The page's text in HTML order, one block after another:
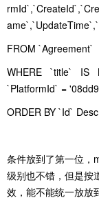
FROM `Agreement`
WHERE `title` IS
`PlatformId` =
ORDER BY `Id`
条件放到了第一位，
级别也不错，但是按
效，能不能统一放放